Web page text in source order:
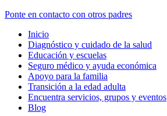
Ponte en contacto con otros padres
Inicio
Diagnóstico y cuidado de la salud
Educación y escuelas
Seguro médico y ayuda económica
Apoyo para la familia
Transición a la edad adulta
Encuentra servicios, grupos y eventos
Blog